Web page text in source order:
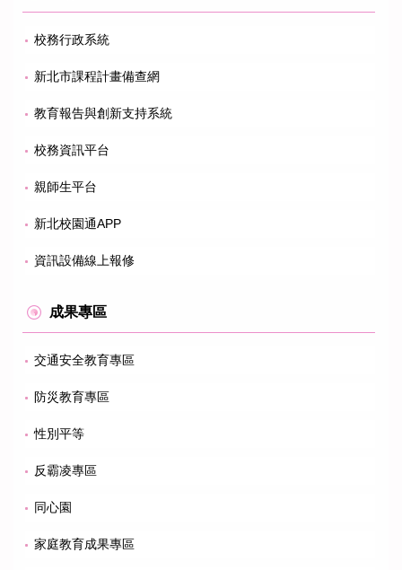
校務行政系統
新北市課程計畫備查網
教育報告與創新支持系統
校務資訊平台
親師生平台
新北校園通APP
資訊設備線上報修
成果專區
交通安全教育專區
防災教育專區
性別平等
反霸凌專區
同心園
家庭教育成果專區